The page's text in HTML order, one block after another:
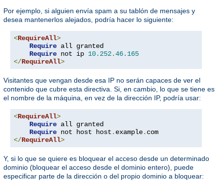
Por ejemplo, si alguien envía spam a su tablón de mensajes y
desea mantenerlos alejados, podría hacer lo siguiente:
<RequireAll>
Require all granted
Require not ip 10.252.46.165
</RequireAll>
Visitantes que vengan desde esa IP no serán capaces de ver el
contenido que cubre esta directiva. Si, en cambio, lo que se tiene es
el nombre de la máquina, en vez de la dirección IP, podría usar:
<RequireAll>
Require all granted
Require not host host . example.
</RequireAll>
Y, si lo que se quiere es bloquear el acceso desde un determinado
dominio (bloquear el acceso desde el dominio entero), puede
especificar parte de la dirección o del propio dominio a bloquear: